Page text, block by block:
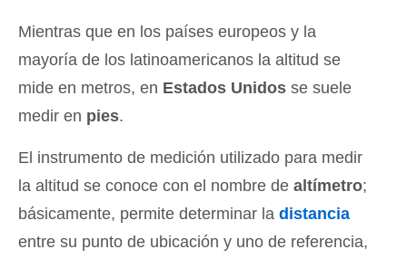
Mientras que en los países europeos y la
mayoría de los latinoamericanos la altitud se
mide en metros, en Estados Unidos se suele
medir en pies.
El instrumento de medición utilizado para medir
la altitud se conoce con el nombre de altímetro;
básicamente, permite determinar la distancia
entre su punto de ubicación y uno de referencia,